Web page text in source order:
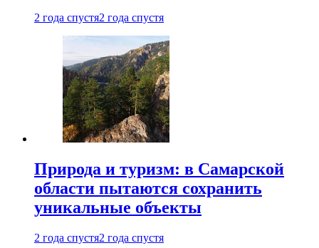
2 года спустя2 года спустя
Природа и туризм: в Самарской
области пытаются сохранить
уникальные объекты
2 года спустя2 года спустя